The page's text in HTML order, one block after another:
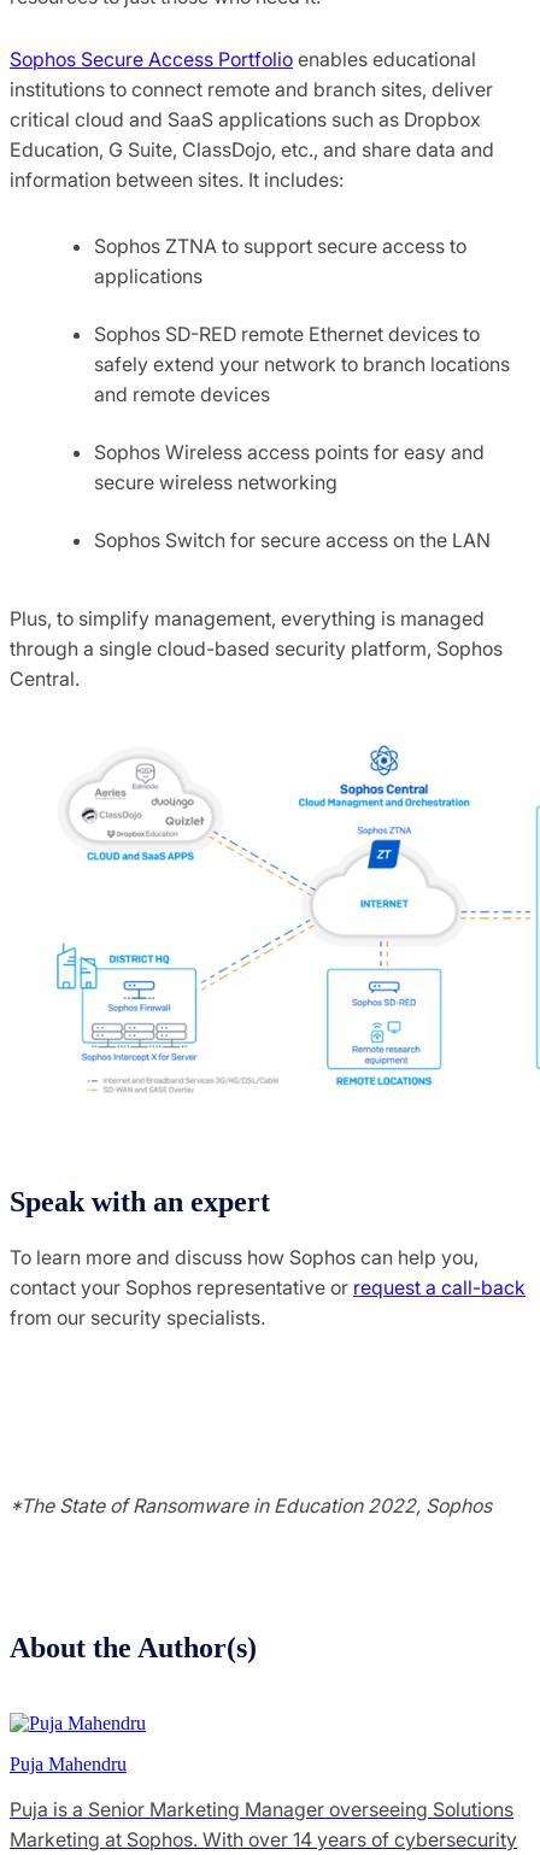
Sophos Secure Access Portfolio enables educational
institutions to connect remote and branch sites, deliver
critical cloud and SaaS applications such as Dropbox
Education, G Suite, ClassDojo, etc., and share data and
information between sites. It includes:
Sophos ZTNA to support secure access to
applications
Sophos SD-RED remote Ethernet devices to
safely extend your network to branch locations
and remote devices
Sophos Wireless access points for easy and
secure wireless networking
Sophos Switch for secure access on the LAN
Plus, to simplify management, everything is managed
through a single cloud-based security platform, Sophos
Central.
Speak with an expert
To learn more and discuss how Sophos can help you,
contact your Sophos representative or request a call-back
from our security specialists.
*The State of Ransomware in Education 2022, Sophos
About the Author(s)
Puja Mahendru
Puja is a Senior Marketing Manager overseeing Solutions
Marketing at Sophos. With over 14 years of cybersecurity